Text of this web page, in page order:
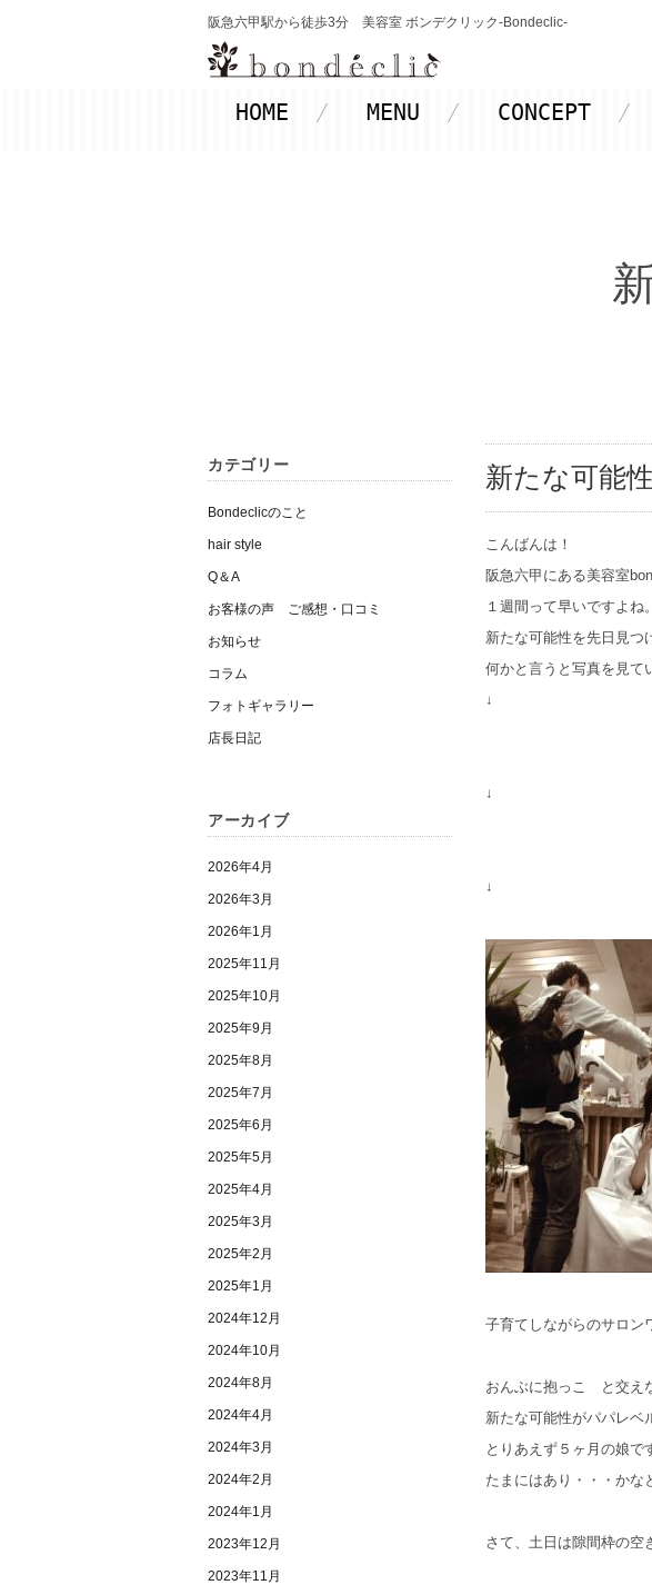
阪急六甲駅から徒歩3分 美容室 ボンデクリック-Bondeclic-
HOME MENU CONCEPT
カテゴリー
Bondeclicのこと
hair style
Q＆A
お客様の声 ご感想・口コミ
お知らせ
コラム
フォトギャラリー
店長日記
アーカイブ
2026年4月
2026年3月
2026年1月
2025年11月
2025年10月
2025年9月
2025年8月
2025年7月
2025年6月
2025年5月
2025年4月
2025年3月
2025年2月
2025年1月
2024年12月
2024年10月
2024年8月
2024年4月
2024年3月
2024年2月
2024年1月
2023年12月
2023年11月
新たな可能性
こんばんは！
阪急六甲にある美容室
１週間って早いですよね
新たな可能性を先日見つ
何かと言うと写真を見て
↓
↓
↓
子育てしながらのサロン
おんぶに抱っこ と交え
新たな可能性がパパレベ
とりあえず５ヶ月の娘で
たまにはあり・・・かな
さて、土日は隙間枠の空